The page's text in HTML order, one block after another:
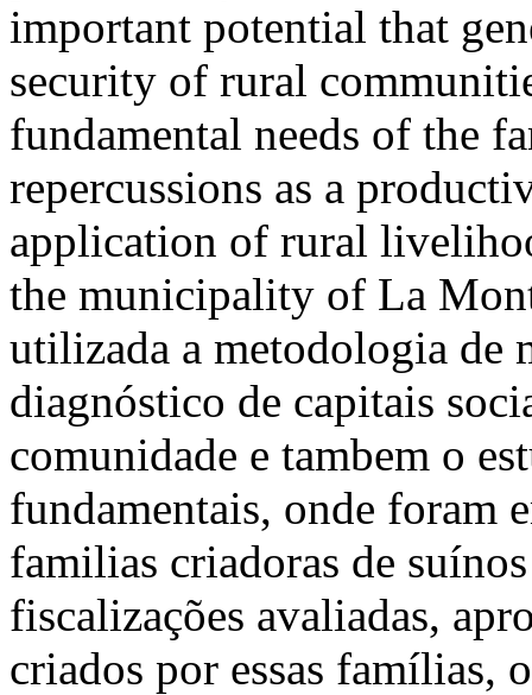
important potential that
security of rural
fundamental needs of the
repercussions as a
application of rural
the municipality of La
utilizada a metodologia de
diagnóstico de capitais
comunidade e tambem o
fundamentais, onde foram
familias criadoras de
fiscalizações avaliadas,
criados por essas famílias,